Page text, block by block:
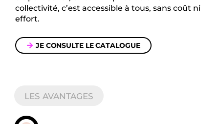
collectivité, c’est accessible à tous, sans coût ni
effort.
JE CONSULTE LE CATALOGUE
LES AVANTAGES